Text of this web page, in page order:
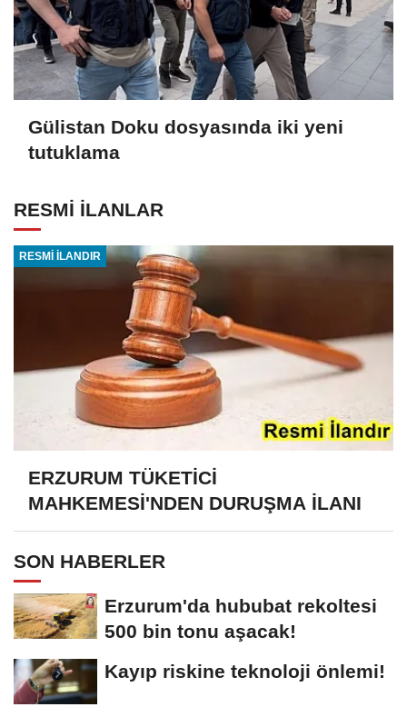
Gülistan Doku dosyasında iki yeni
tutuklama
RESMİ İLANLAR
RESMİ İLANDIR
ERZURUM TÜKETİCİ
MAHKEMESİ'NDEN DURUŞMA İLANI
SON HABERLER
Erzurum'da hububat rekoltesi
500 bin tonu aşacak!
Kayıp riskine teknoloji önlemi!